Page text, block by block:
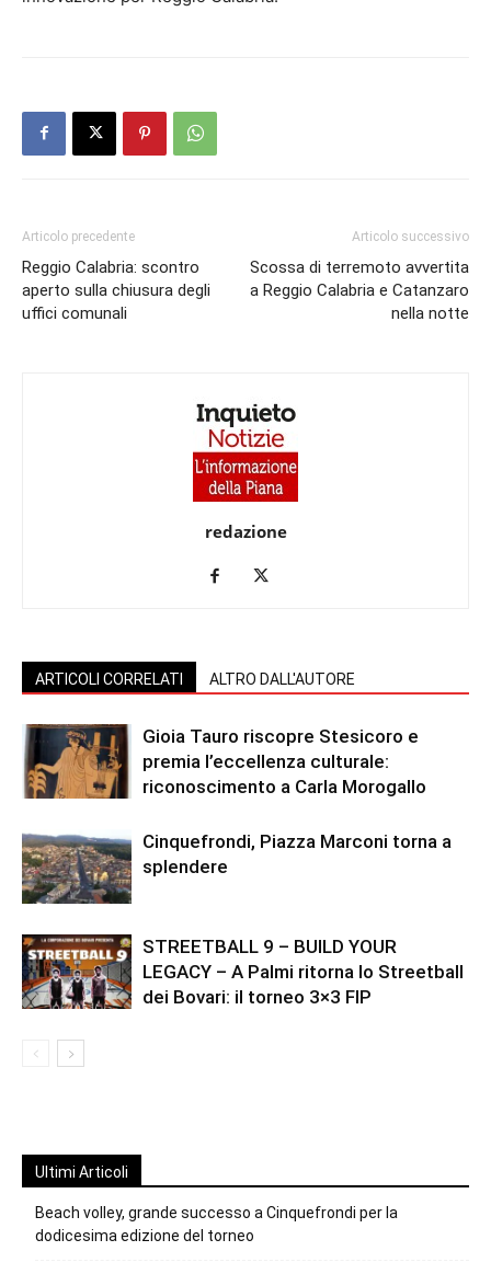
Articolo precedente
Reggio Calabria: scontro
aperto sulla chiusura degli
uffici comunali
Articolo successivo
Scossa di terremoto avvertita
a Reggio Calabria e Catanzaro
nella notte
redazione
ARTICOLI CORRELATI ALTRO DALL'AUTORE
Gioia Tauro riscopre Stesicoro e
premia l’eccellenza culturale:
riconoscimento a Carla Morogallo
Cinquefrondi, Piazza Marconi torna a
splendere
STREETBALL 9 – BUILD YOUR
LEGACY – A Palmi ritorna lo Streetball
dei Bovari: il torneo 3×3 FIP
Ultimi Articoli
Beach volley, grande successo a Cinquefrondi per la
dodicesima edizione del torneo